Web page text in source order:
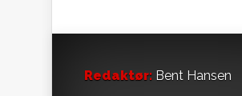
Redaktør: Bent Hansen